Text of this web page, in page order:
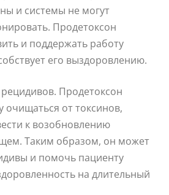
и системы не могут
Продетоксон
и поддержать работу
его выздоровлению.
Продетоксон
очищаться от токсинов,
к возобновлению
Таким образом, он может
и помочь пациенту
на длительный